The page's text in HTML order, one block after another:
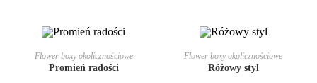
DODAJ DO KOSZYKA
Flower boxy okolicznościowe
Promień radości
DODAJ DO KOSZYKA
Flower boxy okolicznościowe
Różowy styl